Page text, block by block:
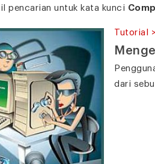
pencarian untuk kata kunci
Tutorial
dari